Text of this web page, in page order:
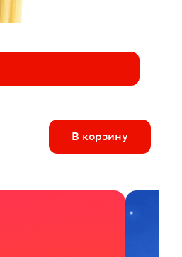
В корзину